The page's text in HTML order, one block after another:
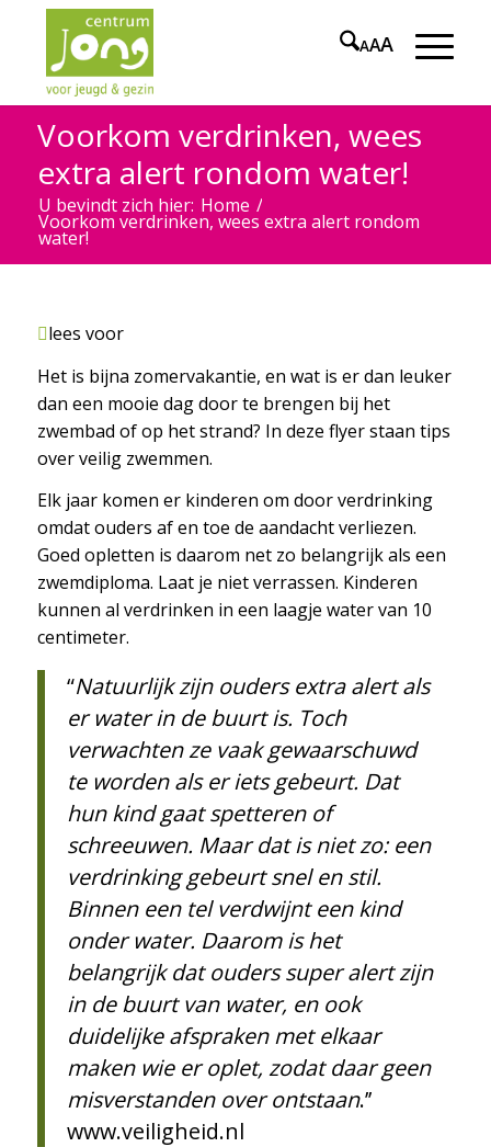
AAA
Voorkom verdrinken, wees
extra alert rondom water!
U bevindt zich hier: Home /
Voorkom verdrinken, wees extra alert rondom
water!
lees voor
Het is bijna zomervakantie, en wat is er dan leuker
dan een mooie dag door te brengen bij het
zwembad of op het strand? In deze flyer staan tips
over veilig zwemmen.
Elk jaar komen er kinderen om door verdrinking
omdat ouders af en toe de aandacht verliezen.
Goed opletten is daarom net zo belangrijk als een
zwemdiploma. Laat je niet verrassen. Kinderen
kunnen al verdrinken in een laagje water van 10
centimeter.
“Natuurlijk zijn ouders extra alert als
er water in de buurt is. Toch
verwachten ze vaak gewaarschuwd
te worden als er iets gebeurt. Dat
hun kind gaat spetteren of
schreeuwen. Maar dat is niet zo: een
verdrinking gebeurt snel en stil.
Binnen een tel verdwijnt een kind
onder water. Daarom is het
belangrijk dat ouders super alert zijn
in de buurt van water, en ook
duidelijke afspraken met elkaar
maken wie er oplet, zodat daar geen
misverstanden over ontstaan.’’
www.veiligheid.nl